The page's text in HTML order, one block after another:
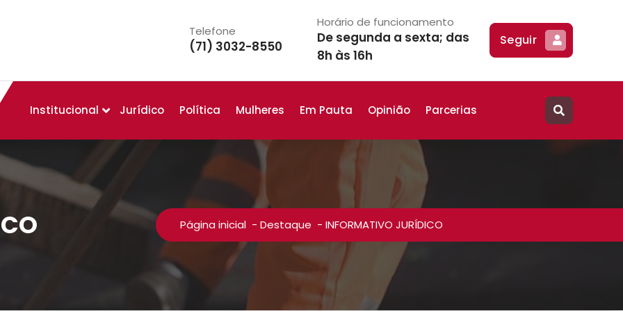
Telefone
(71) 3032-8550
Horário de funcionamento
De segunda a sexta; das
8h às 16h
Seguir
Institucional Jurídico Política Mulheres Em Pauta Opinião Parcerias
Página inicial - Destaque - INFORMATIVO JURÍDICO